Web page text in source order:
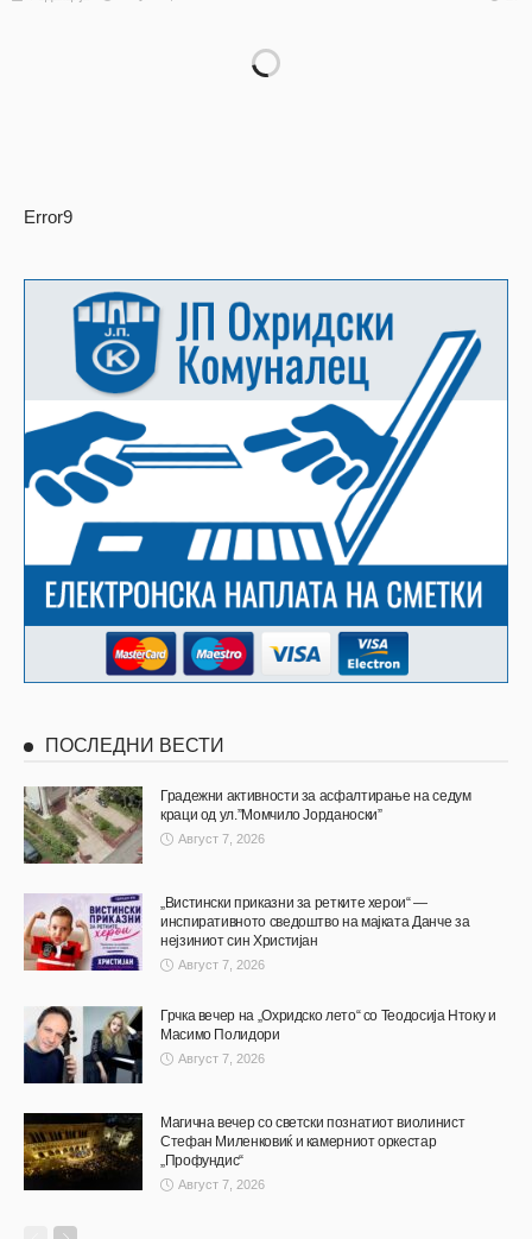
Error9
ПОСЛЕДНИ ВЕСТИ
Градежни активности за асфалтирање на седум
краци од ул.”Момчило Јорданоски”
Август 7, 2026
„Вистински приказни за ретките херои“ —
инспиративното сведоштво на мајката Данче за
нејзиниот син Христијан
Август 7, 2026
Грчка вечер на „Охридско лето“ со Теодосија Нтоку и
Масимо Полидори
Август 7, 2026
Магична вечер со светски познатиот виолинист
Стефан Миленковиќ и камерниот оркестар
„Профундис“
Август 7, 2026